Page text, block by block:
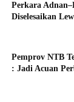
Perkara
Diselesaikan
Pemprov NTB
: Jadi Acuan